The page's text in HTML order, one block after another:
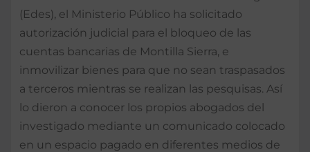
(Edes), el Ministerio Público ha solicitado
autorización judicial para el bloqueo de las
cuentas bancarias de Montilla Sierra, e
inmovilizar bienes para que no sean traspasados
a terceros mientras se realizan las pesquisas. Así
lo dieron a conocer los propios abogados del
investigado mediante un comunicado colocado
en un espacio pagado en diferentes medios de